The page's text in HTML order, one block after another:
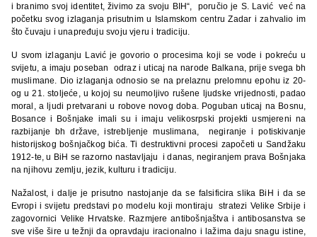
i branimo svoj identitet, živimo za svoju BIH“, poručio je S. Lavić već na
početku svog izlaganja prisutnim u Islamskom centru Zadar i zahvalio im
što čuvaju i unapređuju svoju vjeru i tradiciju.
U svom izlaganju Lavić je govorio o procesima koji se vode i pokreću u
svijetu, a imaju poseban odraz i uticaj na narode Balkana, prije svega bh
muslimane. Dio izlaganja odnosio se na prelaznu prelomnu epohu iz 20-
og u 21. stoljeće, u kojoj su neumoljivo rušene ljudske vrijednosti, padao
moral, a ljudi pretvarani u robove novog doba. Poguban uticaj na Bosnu,
Bosance i Bošnjake imali su i imaju velikosrpski projekti usmjereni na
razbijanje bh države, istrebljenje muslimana, negiranje i potiskivanje
historijskog bošnjačkog bića. Ti destruktivni procesi započeti u Sandžaku
1912-te, u BiH se razorno nastavljaju i danas, negiranjem prava Bošnjaka
na njihovu zemlju, jezik, kulturu i tradiciju.
Nažalost, i dalje je prisutno nastojanje da se falsificira slika BiH i da se
Evropi i svijetu predstavi po modelu koji montiraju stratezi Velike Srbije i
zagovornici Velike Hrvatske. Razmjere antibošnjaštva i antibosanstva se
sve više šire u težnji da opravdaju iracionalno i lažima daju snagu istine,